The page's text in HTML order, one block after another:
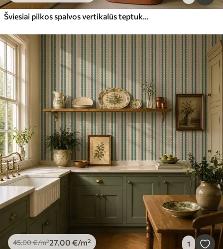
Šviesiai pilkos spalvos vertikalūs teptuko potėpiai ant šviesaus fono
45.00€/m²27.00 €/m² 1